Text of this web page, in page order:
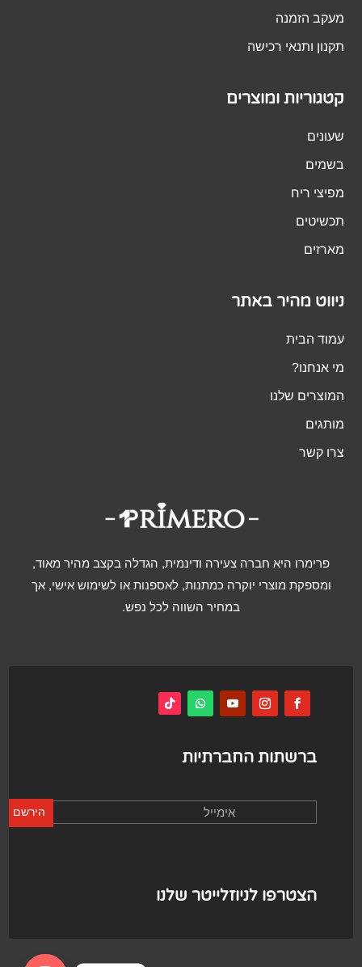
מעקב הזמנה
תקנון ותנאי רכישה
קטגוריות ומוצרים
שעונים
בשמים
מפיצי ריח
תכשיטים
מארזים
ניווט מהיר באתר
עמוד הבית
מי אנחנו?
המוצרים שלנו
מותגים
צרו קשר
פרימרו היא חברה צעירה ודינמית, הגדלה בקצב מהיר מאוד,
ומספקת מוצרי יוקרה כמתנות, לאספנות או לשימוש אישי, אך
במחיר השווה לכל נפש.
ברשתות החברתיות
הירשם
הצטרפו לניוזלייטר שלנו